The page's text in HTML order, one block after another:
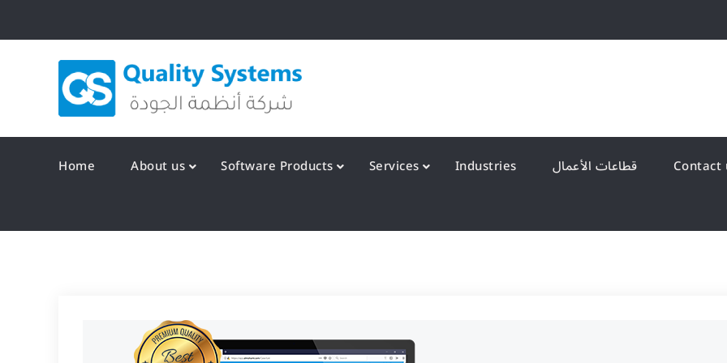
to
Home About us Software Products Services Industries قطاعات الأعمال